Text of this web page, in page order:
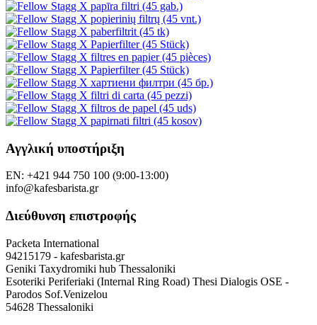
Αγγλική υποστήριξη
EN: +421 944 750 100 (9:00-13:00)
info@kafesbarista.gr
Διεύθυνση επιστροφής
Packeta International
94215179 - kafesbarista.gr
Geniki Taxydromiki hub Thessaloniki
Esoteriki Periferiaki (Internal Ring Road) Thesi Dialogis OSE -
Parodos Sof.Venizelou
54628 Thessaloniki